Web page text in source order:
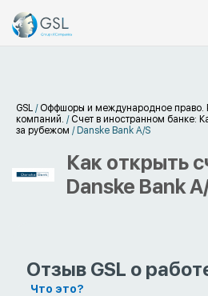
GSL / Оффшоры и международное право.
компаний. / Счет в иностранном банке:
за рубежом / Danske Bank A/S
Как открыть
Danske Bank
Отзыв GSL о
Что это?